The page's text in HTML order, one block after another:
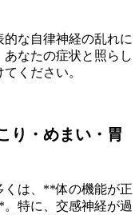
な自律神経の乱れに
なたの症状と照らし
ください。
り・めまい・胃
くは、**体の機能が正
特に、交感神経が過